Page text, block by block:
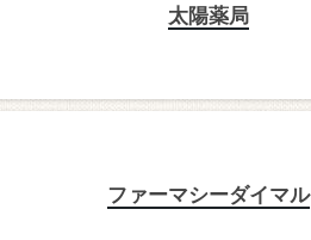
太陽薬局
ファーマシーダイマル